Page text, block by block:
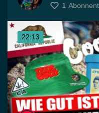
1 Abonnent
22:13